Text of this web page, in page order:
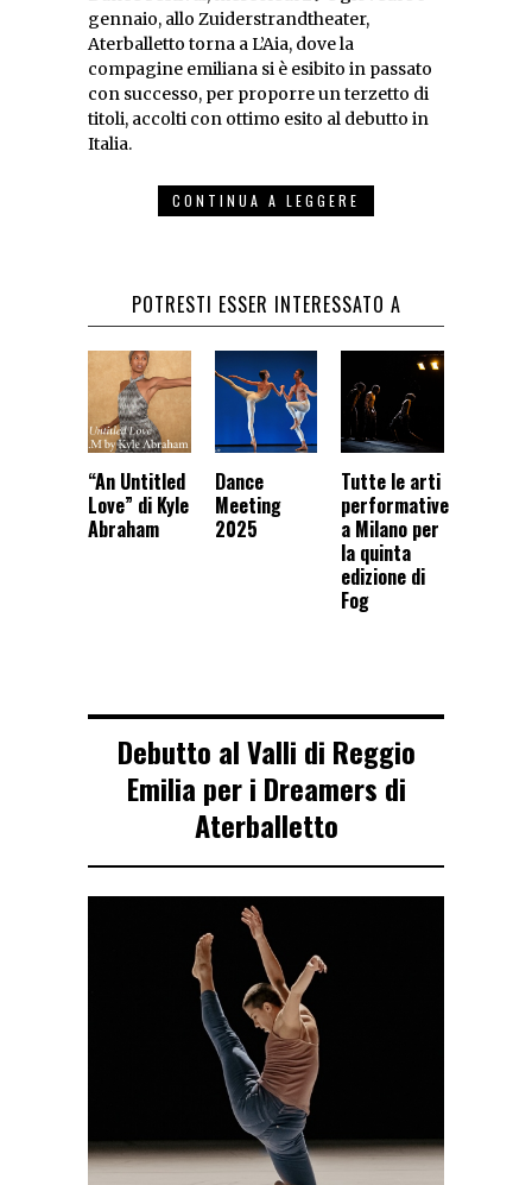
gennaio, allo Zuiderstrandtheater,
Aterballetto torna a L’Aia, dove la
compagine emiliana si è esibito in passato
con successo, per proporre un terzetto di
titoli, accolti con ottimo esito al debutto in
Italia.
CONTINUA A LEGGERE
POTRESTI ESSER INTERESSATO A
“An Untitled
Love” di Kyle
Abraham
Dance
Meeting
2025
Tutte le arti
performative
a Milano per
la quinta
edizione di
Fog
Debutto al Valli di Reggio
Emilia per i Dreamers di
Aterballetto